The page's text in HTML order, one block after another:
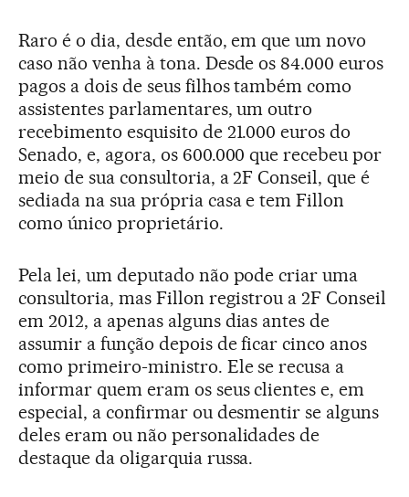
Raro é o dia, desde então, em que um novo
caso não venha à tona. Desde os 84.000 euros
pagos a dois de seus filhos também como
assistentes parlamentares, um outro
recebimento esquisito de 21.000 euros do
Senado, e, agora, os 600.000 que recebeu por
meio de sua consultoria, a 2F Conseil, que é
sediada na sua própria casa e tem Fillon
como único proprietário.
Pela lei, um deputado não pode criar uma
consultoria, mas Fillon registrou a 2F Conseil
em 2012, a apenas alguns dias antes de
assumir a função depois de ficar cinco anos
como primeiro-ministro. Ele se recusa a
informar quem eram os seus clientes e, em
especial, a confirmar ou desmentir se alguns
deles eram ou não personalidades de
destaque da oligarquia russa.